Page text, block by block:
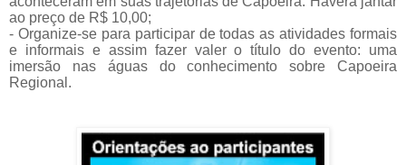
ao preço de R$ 10,00;
- Organize-se para participar de todas as atividades formais
e informais e assim fazer valer o título do evento: uma
imersão nas águas do conhecimento sobre Capoeira
Regional.